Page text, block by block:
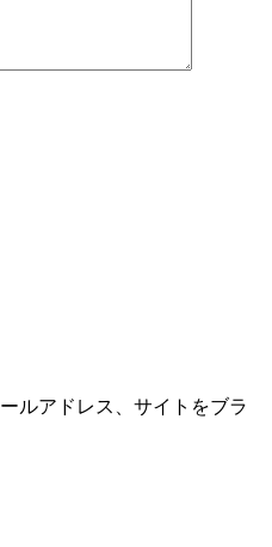
ルアドレス、サイトをブラ